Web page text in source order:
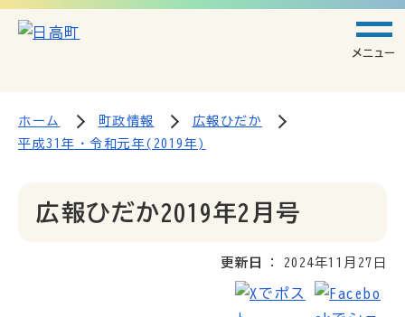
メニュー
ホーム 町政情報
広報ひだか
平成31年・令和元年(2019年)
広報ひだか2019年2月号
更新日 2024年11月27日